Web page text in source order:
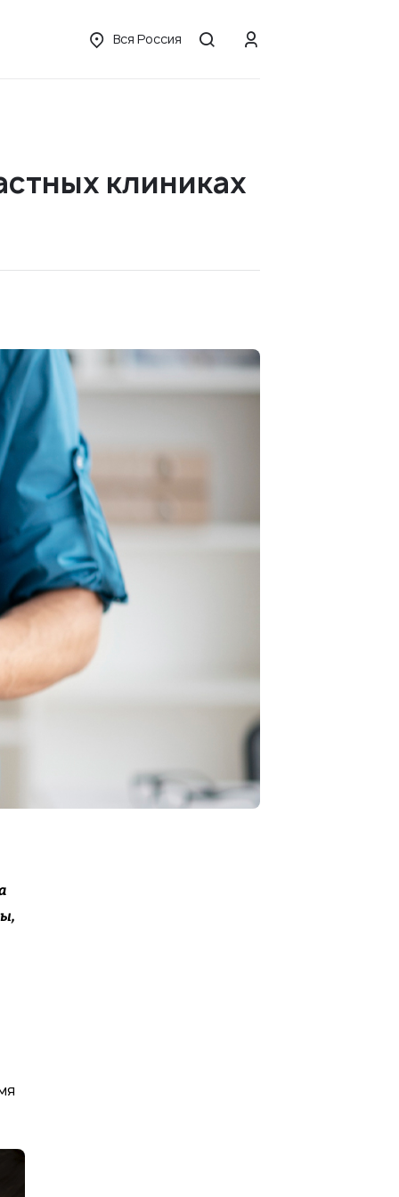
Вся Россия
клиниках